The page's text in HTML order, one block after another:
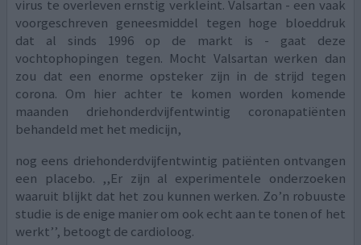
virus te overleven ernstig verkleint. Valsartan - een vaak
voorgeschreven geneesmiddel tegen hoge bloeddruk
dat al sinds 1996 op de markt is - gaat deze
vochtophopingen tegen. Mocht Valsartan werken dan
zou dat een enorme opsteker zijn in de strijd tegen
corona. Om hier achter te komen worden komende
maanden driehonderdvijfentwintig coronapatiënten
behandeld met het medicijn,
nog eens driehonderdvijfentwintig patiënten ontvangen
een placebo. ,,Er zijn al experimentele onderzoeken
waaruit blijkt dat het zou kunnen werken. Zo’n robuuste
studie is de enige manier om ook echt aan te tonen of het
werkt’’, betoogt de cardioloog.